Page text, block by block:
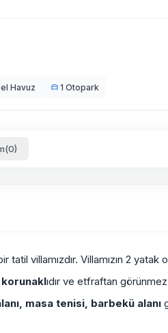
Havuz 1 Otopark
tatil villamızdır. Villamızın 2
korunaklıdır ve etfraftan
masa tenisi, barbekü alanı